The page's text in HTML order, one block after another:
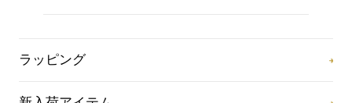
ラッピング